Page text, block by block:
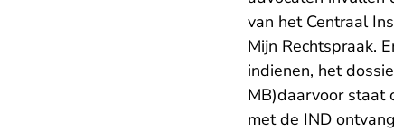
van het Centraal
Mijn Rechtspraak.
indienen, het
MB)daarvoor staat
met de IND